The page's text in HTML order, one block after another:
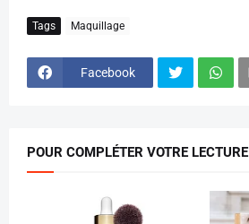
Tags Maquillage
Facebook
POUR COMPLÉTER VOTRE LECTURE